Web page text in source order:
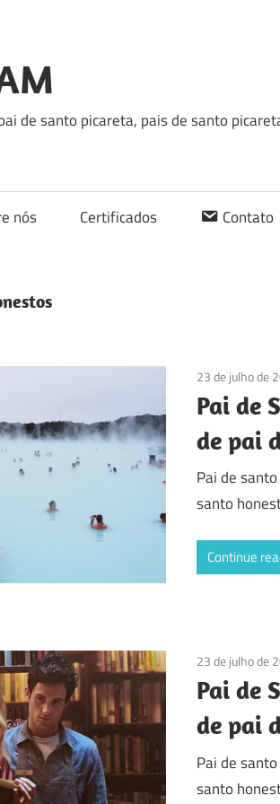
de santo picareta, pais de santo
nós Certificados Contato
23 de julho de
Pai de
de pai
Pai de
santo
Continue
23 de julho de
Pai de
de pai
Pai de
santo